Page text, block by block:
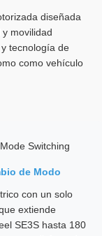
diseñada
movilidad
tecnología de
como vehículo
de Modo
con un solo
extiende
SE3S hasta 180